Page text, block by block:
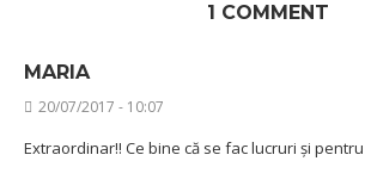
1 COMMENT
MARIA
20/07/2017 - 10:07
Extraordinar!! Ce bine că se fac lucruri și